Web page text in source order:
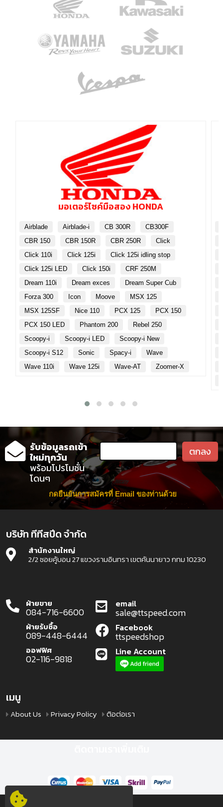
มอเตอร์ไซค์มือสอง HONDA
Airblade Airblade-i CB 300R
CB300F
CBR 150
CBR 150R CBR 250R
Click
Click 110i
Click 125i
Click 125i idling stop
Click 125i LED
Click 150i
CRF 250M
Dream 110i
Dream exces
Dream Super Cub
Forza 300
Icon Moove
MSX 125
MSX 125SF
Nice 110 PCX 125
PCX 150
PCX 150 LED
Phantom 200
Rebel 250
Scoopy-i
Scoopy-i LED
Scoopy-i New
Scoopy-i S12
Sonic Spacy-i
Wave
Wave 110i
Wave 125i Wave-AT Zoomer-X
รับข้อมูลรถเข้า
ใหม่ทุกวัน
พร้อมโปรโมชั่น
โดนๆ
กดยืนยันการสมัครที่ Email ของท่านด้วย
บริษัท ทีทีสปีด จำกัด
สำนักงานใหญ่
2/2 ซอยคู้บอน 27 แขวงรามอินทรา เขตคันนายาว กทม 10230
ฝ่ายขาย
084-716-6600
ฝ่ายรับซื้อ
089-448-6444
ออฟฟิศ
02-116-9818
email
sale@ttspeed.com
Facebook
ttspeedshop
Line Account
เมนู
About Us Privacy Policy ติอต่อเรา